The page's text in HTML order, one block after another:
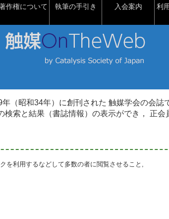
作権について 執筆の手引き 入会案内 利
（昭和34年）に創刊された 触媒学会の会誌
検索と結果（書誌情報）の表示ができ， 正
を利用するなどして多数の者に閲覧させること,